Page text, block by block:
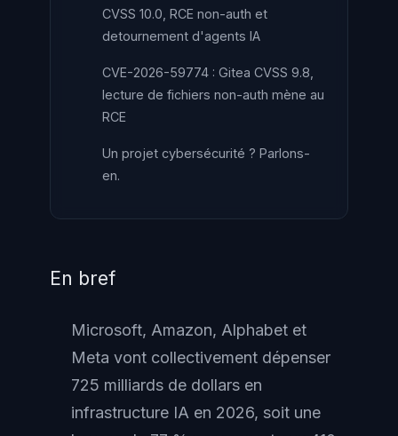
CVSS 10.0, RCE non-auth et
detournement d'agents IA
CVE-2026-59774 : Gitea CVSS 9.8,
lecture de fichiers non-auth mène au
RCE
Un projet cybersécurité ? Parlons-
en.
En bref
Microsoft, Amazon, Alphabet et
Meta vont collectivement dépenser
725 milliards de dollars en
infrastructure IA en 2026, soit une